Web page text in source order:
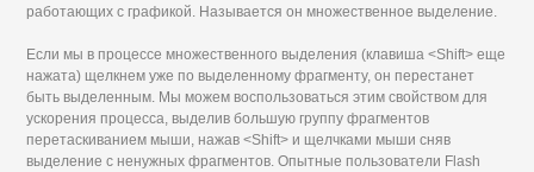
работающих с графикой. Называется он множественное выделение.
Если мы в процессе множественного выделения (клавиша <Shift> еще
нажата) щелкнем уже по выделенному фрагменту, он перестанет
быть выделенным. Мы можем воспользоваться этим свойством для
ускорения процесса, выделив большую группу фрагментов
перетаскиванием мыши, нажав <Shift> и щелчками мыши сняв
выделение с ненужных фрагментов. Опытные пользователи Flash